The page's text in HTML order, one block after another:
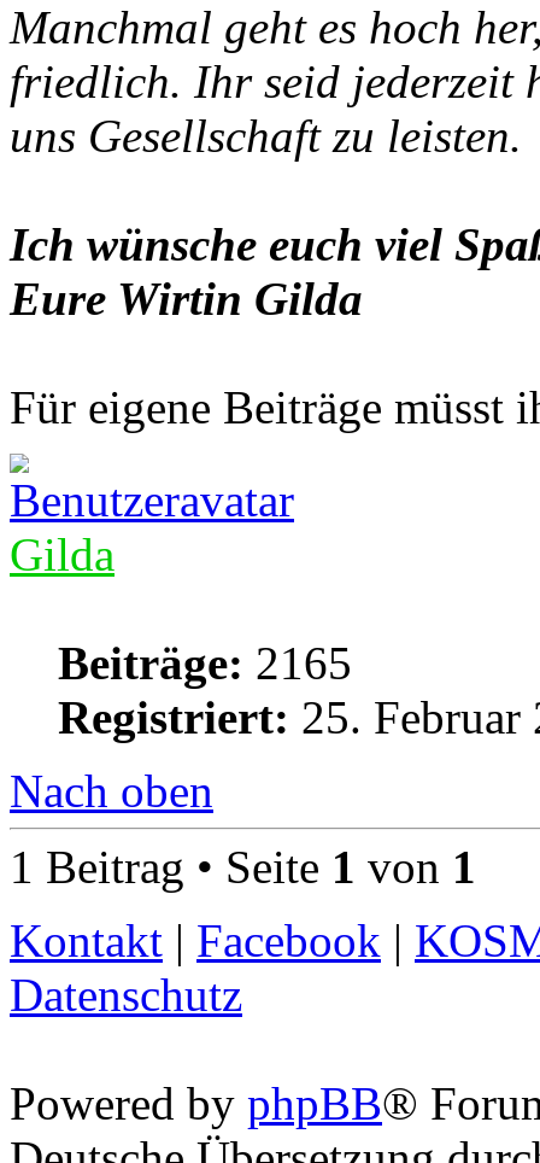
Manchmal geht es hoch
friedlich. Ihr seid jederzeit
uns Gesellschaft zu leisten.
Ich wünsche euch viel
Eure Wirtin Gilda
Für eigene Beiträge müsst
Gilda
Beiträge: 2165
Registriert: 25. Februar
Nach oben
1 Beitrag • Seite 1 von 1
Kontakt | Facebook |
Datenschutz
Powered by phpBB®